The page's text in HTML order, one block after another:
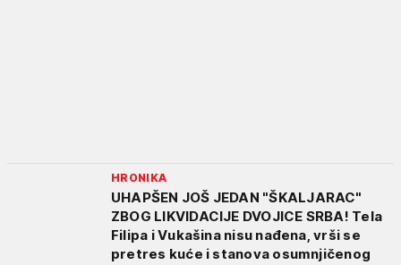
HRONIKA
UHAPŠEN JOŠ JEDAN "ŠKALJARAC"
ZBOG LIKVIDACIJE DVOJICE SRBA! Tela
Filipa i Vukašina nisu nađena, vrši se
pretres kuće i stanova osumnjičenog